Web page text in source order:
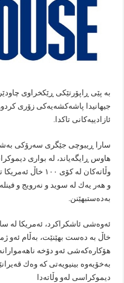
بە پێی ڕاپۆرتێكی ڕێكخراوی
جیهانیدا پاشەكشەیەكی زۆری
ئازادییەكانی تاكدا.
سارا ڕیبوچی جێگری سەرۆكی
هاوس ڕایگەیاند، لە بواری
و هەر یەك لە سوید و نەرویج و
بەدەستبهێنن.
هۆكارەكەشی ئەو دۆخە
بەخۆیەوە بینیویەتی كە وەك
دیموكراسی لەو وڵاتەدا